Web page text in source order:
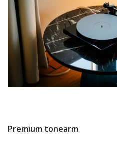
Premium tonearm